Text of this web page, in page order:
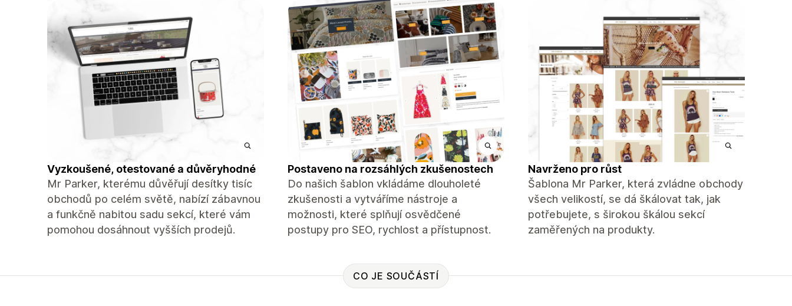
Vyzkoušené, otestované a důvěryhodné
Mr Parker, kterému důvěřují desítky tisíc
obchodů po celém světě, nabízí zábavnou
a funkčně nabitou sadu sekcí, které vám
pomohou dosáhnout vyšších prodejů.
Postaveno na rozsáhlých zkušenostech
Do našich šablon vkládáme dlouholeté
zkušenosti a vytváříme nástroje a
možnosti, které splňují osvědčené
postupy pro SEO, rychlost a přístupnost.
Navrženo pro růst
Šablona Mr Parker, která zvládne obchody
všech velikostí, se dá škálovat tak, jak
potřebujete, s širokou škálou sekcí
zaměřených na produkty.
CO JE SOUČÁSTÍ